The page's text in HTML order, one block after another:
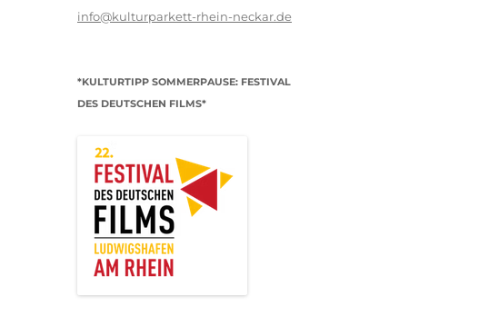
info@kulturparkett-rhein-neckar.de
*KULTURTIPP SOMMERPAUSE: FESTIVAL
DES DEUTSCHEN FILMS*